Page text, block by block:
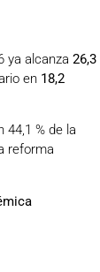
ya alcanza 26,3
en 18,2
44,1 % de la
reforma